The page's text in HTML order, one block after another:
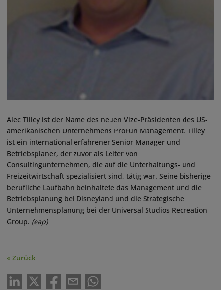
Alec Tilley ist der Name des neuen Vize-Präsidenten des US-
amerikanischen Unternehmens ProFun Management. Tilley
ist ein international erfahrener Senior Manager und
Betriebsplaner, der zuvor als Leiter von
Consultingunternehmen, die auf die Unterhaltungs- und
Freizeitwirtschaft spezialisiert sind, tätig war. Seine bisherige
berufliche Laufbahn beinhaltete das Management und die
Betriebsplanung bei Disneyland und die Strategische
Unternehmensplanung bei der Universal Studios Recreation
Group. (eap)
« Zurück